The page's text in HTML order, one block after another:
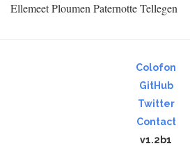
EllemeetPloumen PaternotteTellegen
Colofon
GitHub
Twitter
Contact
v1.2b1